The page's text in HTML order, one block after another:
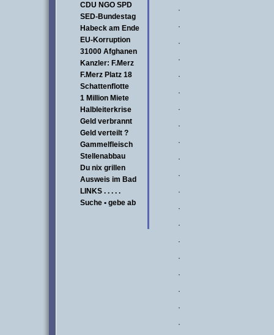
CDU NGO SPD
SED-Bundestag
Habeck am Ende
EU-Korruption
31000 Afghanen
Kanzler: F.Merz
F.Merz Platz 18
Schattenflotte
1 Million Miete
Halbleiterkrise
Geld verbrannt
Geld verteilt ?
Gammelfleisch
Stellenabbau
Du nix grillen
Ausweis im Bad
LINKS . . . . .
Suche • gebe ab
·
·
·
·
·
·
·
·
·
·
·
·
·
·
·
·
·
·
·
·